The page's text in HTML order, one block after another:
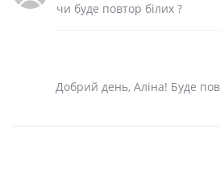
чи буде повтор білих ?
Добрий день, Аліна! Буде